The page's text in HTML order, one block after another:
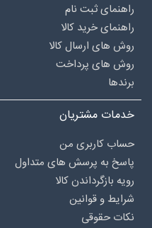
راهنمای ثبت نام
راهنمای خرید کالا
روش های ارسال کالا
روش های پرداخت
برندها
خدمات مشتریان
حساب کاربری من
پاسخ به پرسش های متداول
رویه بازگرداندن کالا
شرایط و قوانین
نکات حقوقی